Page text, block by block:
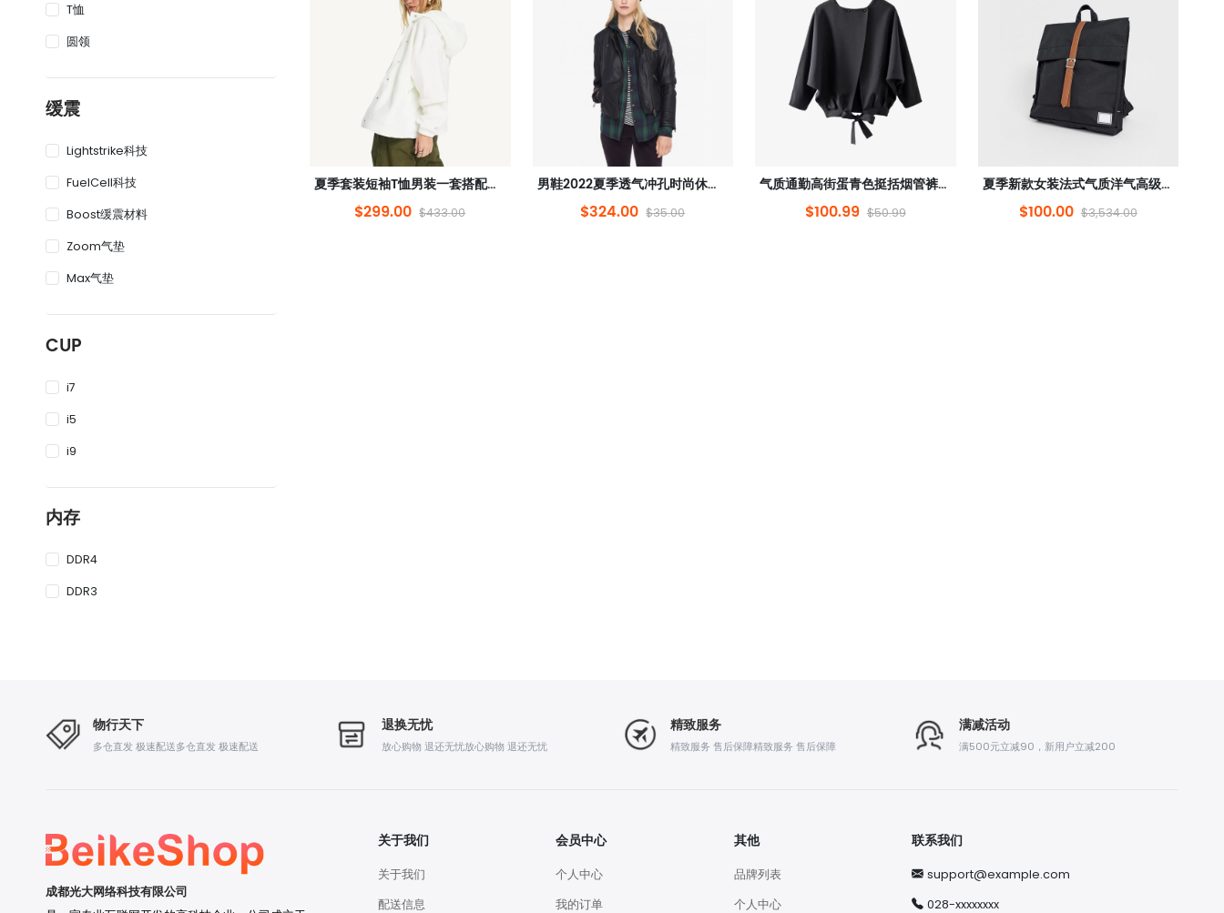
T恤
圆领
缓震
Lightstrike科技
FuelCell科技
Boost缓震材料
Zoom气垫
Max气垫
CUP
i7
i5
i9
内存
DDR4
DDR3
夏季套装短袖T恤男装一套搭配帅气潮情侣男生半袖上衣服
$299.00 $433.00
男鞋2022夏季透气冲孔时尚休闲板鞋压花耐磨小白鞋男
$324.00 $35.00
气质通勤高街蛋青色挺括烟管裤9分裤套装下装22秋女
$100.99 $50.99
夏季新款女装法式气质洋气高级感温柔风吊带仙女连衣裙
$100.00 $3,534.00
物行天下
多仓直发 极速配送多仓直发 极速配送
退换无忧
放心购物 退还无忧放心购物 退还无忧
精致服务
精致服务 售后保障精致服务 售后保障
满减活动
满500元立减90，新用户立减200
成都光大网络科技有限公司
关于我们
关于我们
配送信息
会员中心
个人中心
我的订单
其他
品牌列表
个人中心
联系我们
support@example.com
028-xxxxxxxx